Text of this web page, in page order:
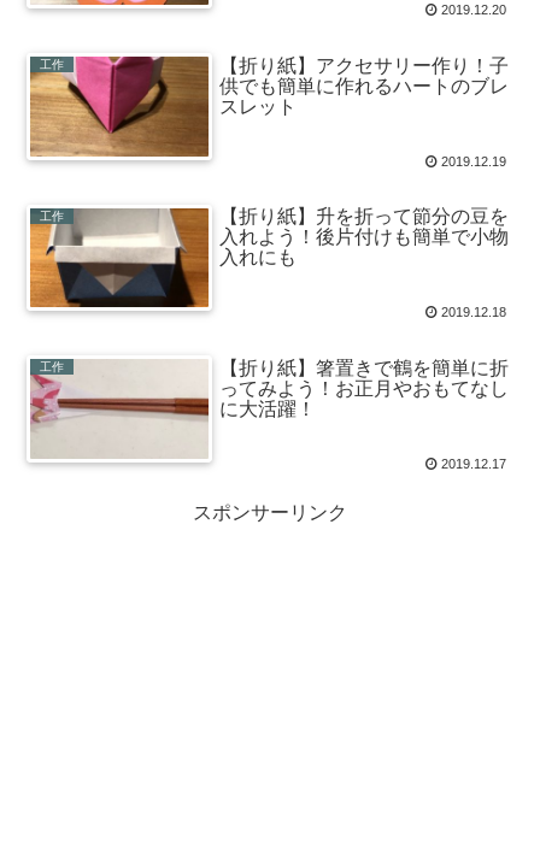
2019.12.20
工作
【折り紙】アクセサリー作り！子
供でも簡単に作れるハートのブレ
スレット
2019.12.19
工作
【折り紙】升を折って節分の豆を
入れよう！後片付けも簡単で小物
入れにも
2019.12.18
工作
【折り紙】箸置きで鶴を簡単に折
ってみよう！お正月やおもてなし
に大活躍！
2019.12.17
スポンサーリンク